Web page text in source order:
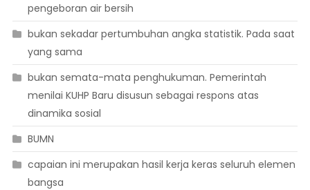
pengeboran air bersih
bukan sekadar pertumbuhan angka statistik. Pada saat
yang sama
bukan semata-mata penghukuman. Pemerintah
menilai KUHP Baru disusun sebagai respons atas
dinamika sosial
BUMN
capaian ini merupakan hasil kerja keras seluruh elemen
bangsa